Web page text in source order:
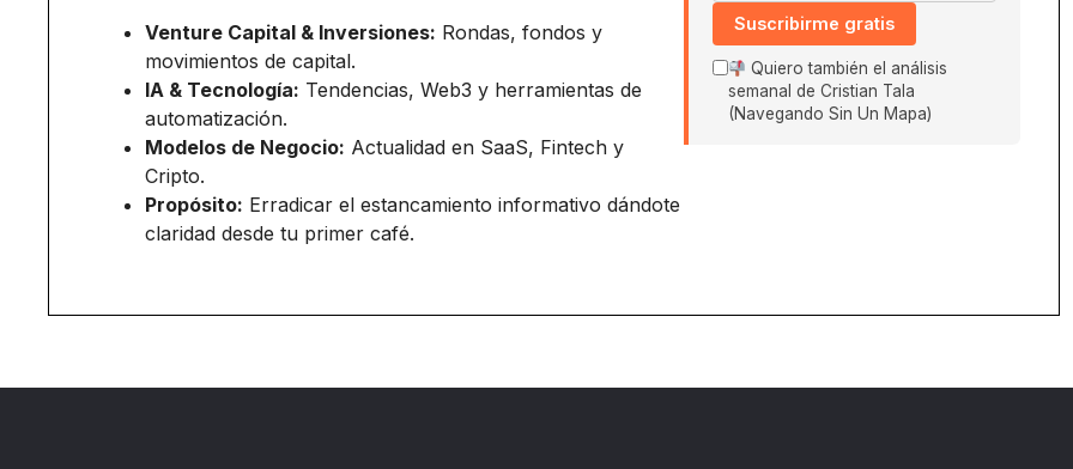
Venture Capital & Inversiones: Rondas, fondos y
movimientos de capital.
IA & Tecnología: Tendencias, Web3 y herramientas de
automatización.
Modelos de Negocio: Actualidad en SaaS, Fintech y
Cripto.
Propósito: Erradicar el estancamiento informativo dándote
claridad desde tu primer café.
Suscribirme gratis
Quiero también el análisis
semanal de Cristian Tala
(Navegando Sin Un Mapa)